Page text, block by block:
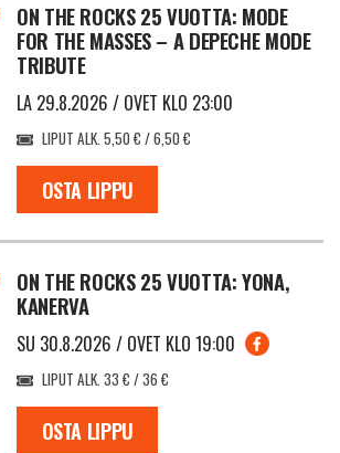
ON THE ROCKS 25 VUOTTA: MODE
FOR THE MASSES – A DEPECHE MODE
TRIBUTE
LA 29.8.2026 / OVET KLO 23:00
LIPUT ALK. 5,50 € / 6,50 €
OSTA LIPPU
ON THE ROCKS 25 VUOTTA: YONA,
KANERVA
SU 30.8.2026 / OVET KLO 19:00
LIPUT ALK. 33 € / 36 €
OSTA LIPPU